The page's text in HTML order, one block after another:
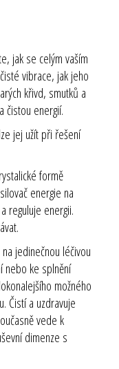
jak se celým vaším
vibrace, jak jeho
křivd, smutků a
čistou energií.
jej užít při řešení
formě
energie na
reguluje energii.
jedinečnou léčivou
nebo ke splnění
možného
Čistí a uzdravuje
vede k
dimenze s